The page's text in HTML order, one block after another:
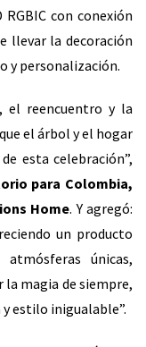
con conexión
llevar la decoración
y personalización.
el reencuentro y la
el árbol y el hogar
esta celebración”,
para Colombia,
Home. Y agregó:
un producto
únicas,
la magia de siempre,
estilo inigualable”.